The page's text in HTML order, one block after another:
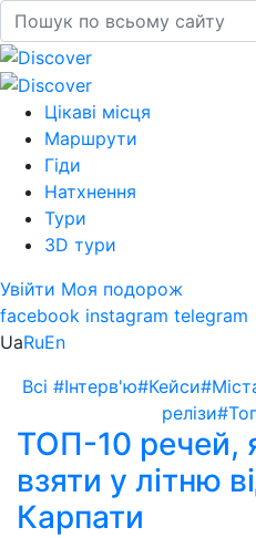
Цікаві місця
Маршрути
Гіди
Натхнення
Тури
3D тури
Увійти Моя подорож
facebook instagram telegram
UaRuEn
Всі #Інтерв'ю#Кейси
релізи
ТОП-10 речей,
взяти у літню
Карпати